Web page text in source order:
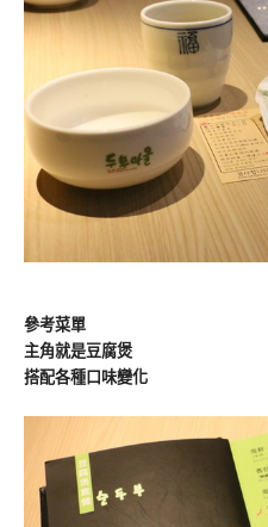
參考菜單
主角就是豆腐煲
搭配各種口味變化